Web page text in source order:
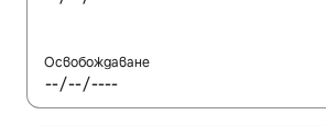
Освобождаване